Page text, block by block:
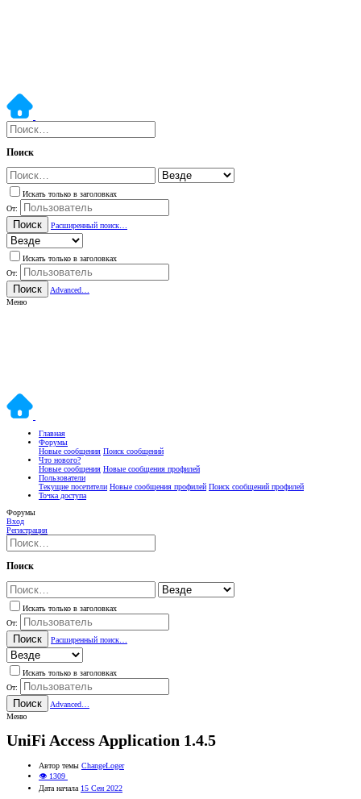
Поиск
Искать только в заголовках
От:
Поиск Расширенный поиск…
Искать только в заголовках
От:
Поиск
Advanced…
Меню
Главная
Форумы
Новые сообщения Поиск сообщений
Что нового?
Новые сообщения Новые сообщения профилей
Пользователи
Текущие посетители Новые сообщения профилей Поиск сообщений профилей
Точка доступа
Форумы
Вход
Регистрация
Поиск
Искать только в заголовках
От:
Поиск Расширенный поиск…
Искать только в заголовках
От:
Поиск
Advanced…
Меню
UniFi Access Application 1.4.5
Автор темы ChangeLoger
👁 1309
Дата начала 15 Сен 2022